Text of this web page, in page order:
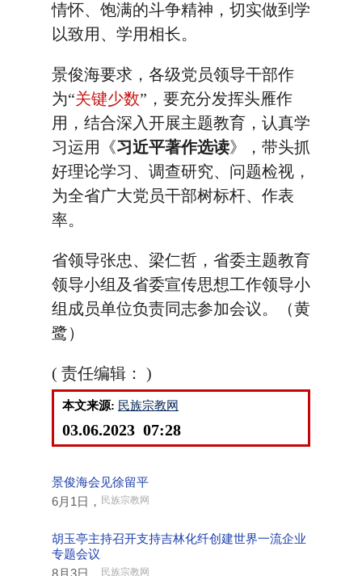
情怀、饱满的斗争精神，切实做到学
以致用、学用相长。
景俊海要求，各级党员领导干部作
为“关键少数”，要充分发挥头雁作
用，结合深入开展主题教育，认真学
习运用《习近平著作选读》，带头抓
好理论学习、调查研究、问题检视，
为全省广大党员干部树标杆、作表
率。
省领导张忠、梁仁哲，省委主题教育
领导小组及省委宣传思想工作领导小
组成员单位负责同志参加会议。（黄
鹭）
( 责任编辑： )
本文来源: 民族宗教网
03.06.2023 07:28
景俊海会见徐留平
6月1日， 民族宗教网
胡玉亭主持召开支持吉林化纤创建世界一流企业
专题会议
8月3日，
民族宗教网